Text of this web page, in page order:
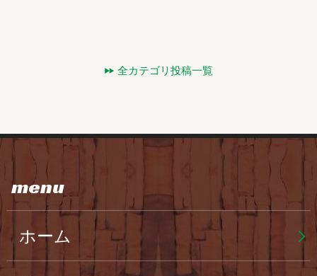
全カテゴリ投稿一覧
menu
ホーム